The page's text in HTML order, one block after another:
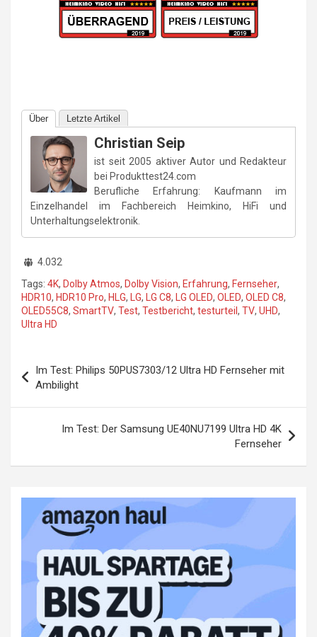
Über Letzte Artikel
Christian Seip
ist seit 2005 aktiver Autor und Redakteur
bei Produkttest24.com
Berufliche Erfahrung: Kaufmann im
Einzelhandel im Fachbereich Heimkino, HiFi und
Unterhaltungselektronik.
4.032
Tags: 4K, Dolby Atmos, Dolby Vision, Erfahrung, Fernseher,
HDR10, HDR10 Pro, HLG, LG, LG C8, LG OLED, OLED, OLED C8,
OLED55C8, SmartTV, Test, Testbericht, testurteil , TV, UHD,
Ultra HD
Im Test: Philips 50PUS7303/12 Ultra HD Fernseher mit
Ambilight
Im Test: Der Samsung UE40NU7199 Ultra HD 4K
Fernseher